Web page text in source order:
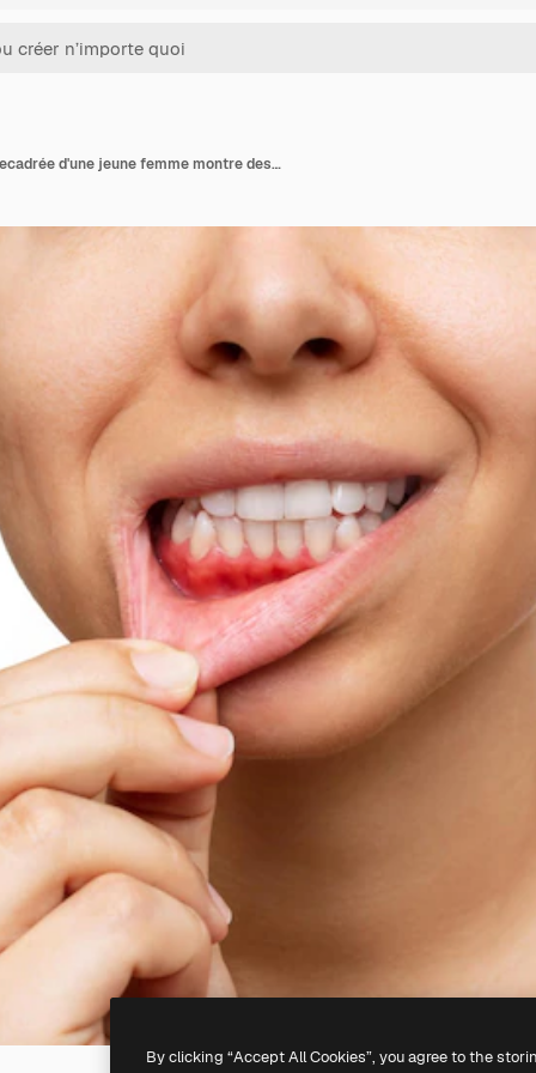
Inflammation des gencives. La photo recadrée d'une jeune femme montre des gencives saignantes rouges tirant la lèvre
By clicking “Accept All Cookies”, you agree to the